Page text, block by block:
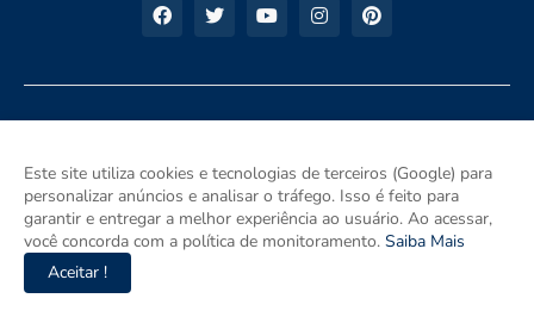
Este site utiliza cookies e tecnologias de terceiros (Google) para
personalizar anúncios e analisar o tráfego. Isso é feito para
garantir e entregar a melhor experiência ao usuário. Ao acessar,
você concorda com a política de monitoramento. Saiba Mais
Aceitar !